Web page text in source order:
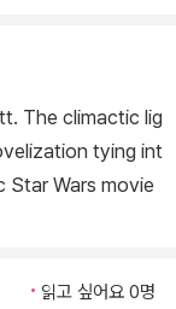
The climactic lig
tying int
Star Wars movie
읽고 싶어요 0명